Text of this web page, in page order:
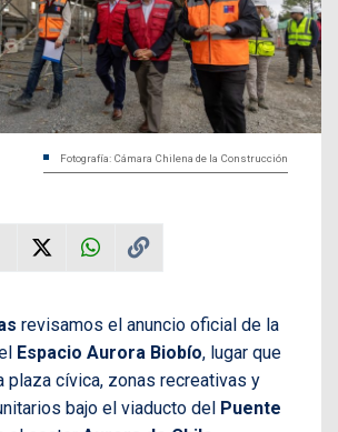
Fotografía: Cámara Chilena de la Construcción
revisamos el anuncio oficial de la
Espacio Aurora Biobío, lugar que
plaza cívica, zonas recreativas y
bajo el viaducto del Puente